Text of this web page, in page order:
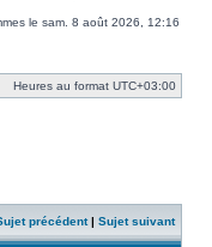
le sam. 8 août 2026, 12:16
Heures au format UTC+03:00
précédent| Sujet suivant